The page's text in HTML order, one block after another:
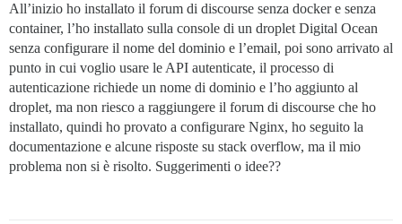
All’inizio ho installato il forum di discourse senza docker e senza
container, l’ho installato sulla console di un droplet Digital Ocean
senza configurare il nome del dominio e l’email, poi sono arrivato al
punto in cui voglio usare le API autenticate, il processo di
autenticazione richiede un nome di dominio e l’ho aggiunto al
droplet, ma non riesco a raggiungere il forum di discourse che ho
installato, quindi ho provato a configurare Nginx, ho seguito la
documentazione e alcune risposte su stack overflow, ma il mio
problema non si è risolto. Suggerimenti o idee??